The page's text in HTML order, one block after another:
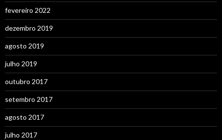
fevereiro 2022
dezembro 2019
agosto 2019
julho 2019
outubro 2017
setembro 2017
agosto 2017
julho 2017